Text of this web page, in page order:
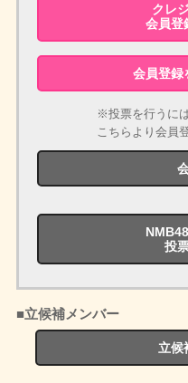
クレ
会員登
会員登録
※投票を行うに
こちらより会員
投
■立候補メンバー
立候